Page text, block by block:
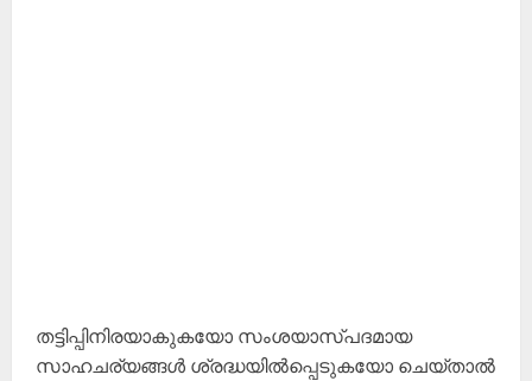
തട്ടിപ്പിനിരയാകുകയോ സംശയാസ്പദമായ
സാഹചര്യങ്ങള്‍ ശ്രദ്ധയില്‍പ്പെടുകയോ ചെയ്താല്‍